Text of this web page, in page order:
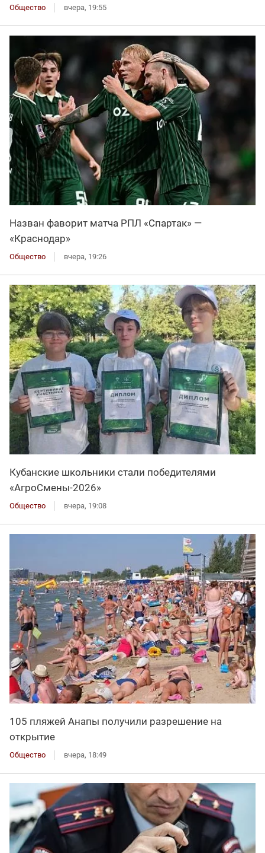
Общество вчера, 19:55
Назван фаворит матча РПЛ «Спартак» —
«Краснодар»
Общество вчера, 19:26
Кубанские школьники стали победителями
«АгроСмены-2026»
Общество вчера, 19:08
105 пляжей Анапы получили разрешение на
открытие
Общество вчера, 18:49